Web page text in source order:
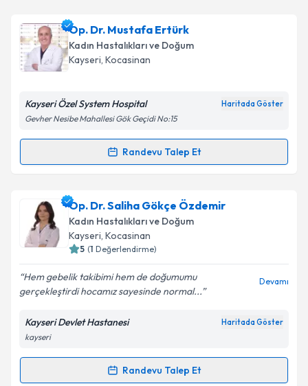
Op. Dr. Mustafa Oğuz Yılmaziçin randevu takvimi
talebi oluşturun. Size bu uzmandan randevu almanız
için bir takvim hazırlandığında e-posta ile
bilgilendireceğiz.
E-posta Adresiniz
Kişisel verilerimin işlenmesine ilişkinAydınlatma
kapsamda işlenmesini kabul ediyorum.
Takvim Talebini Gönder
Op. Dr. Mustafa Ertürk
Kadın Hastalıkları ve Doğum
Kayseri, Kocasinan
Kayseri Özel System Hospital Haritada Göster
Gevher Nesibe Mahallesi Gök Geçidi No:15
Randevu Talep Et
Randevu Takvimi Talebi
Op. Dr. Mustafa Ertürkiçin randevu takvimi talebi
oluşturun. Size bu uzmandan randevu almanız için bir
takvim hazırlandığında e-posta ile bilgilendireceğiz.
Kişisel verilerimin işlenmesine ilişkin
Aydınlatma
kapsamda işlenmesini kabul ediyorum.
Op. Dr. Saliha Gökçe Özdemir
Kadın Hastalıkları ve Doğum
Kayseri, Kocasinan
5 (1 Değerlendirme)
Hem gebelik takibimi hem de doğumumu
gerçekleştirdi hocamız sayesinde normal...
Devamı
Kayseri Devlet Hastanesi Haritada Göster
kayseri
Randevu Talep Et
Randevu Takvimi Talebi